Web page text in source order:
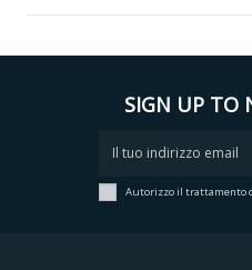
SIGN UP TO
Autorizzo il trattamento